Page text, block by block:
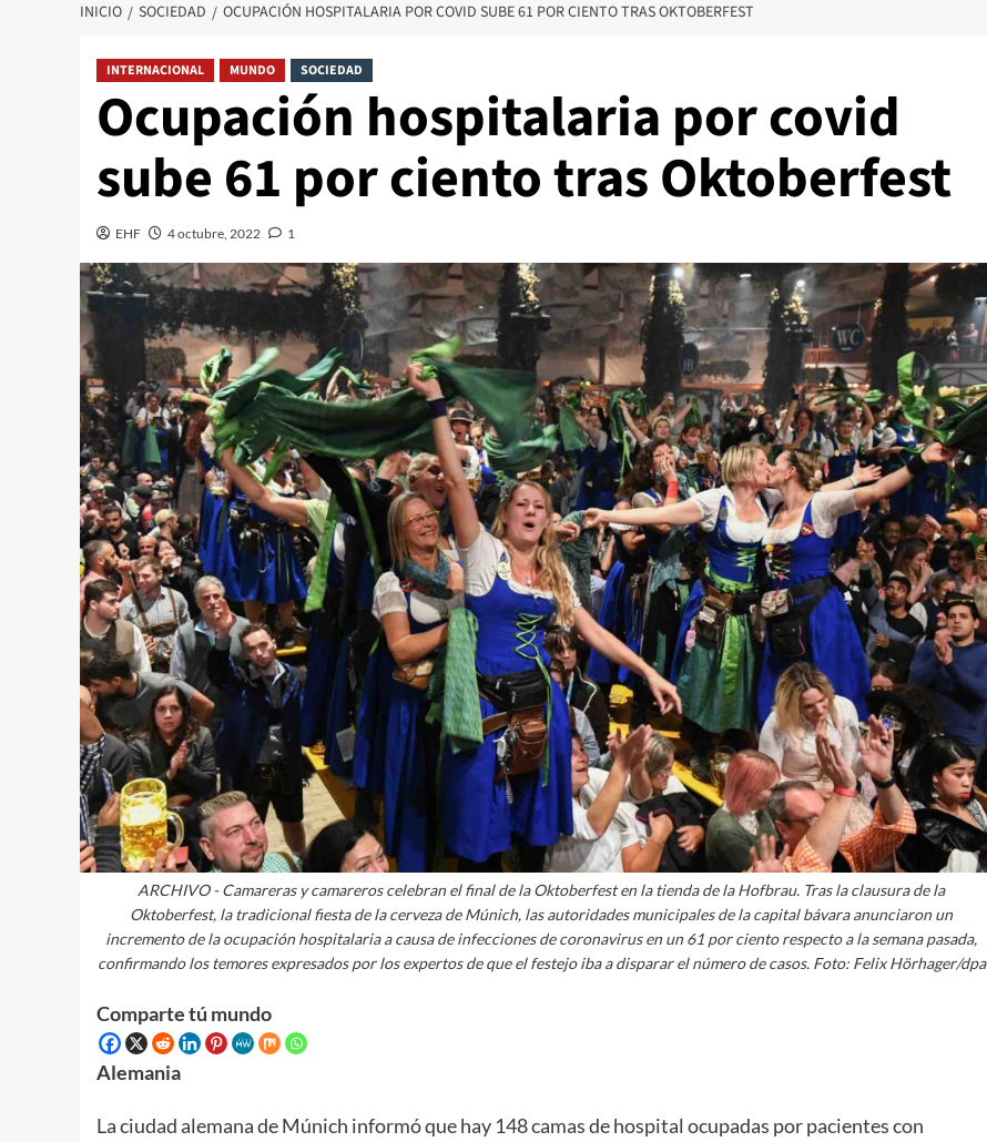
INICIO SOCIEDAD OCUPACIÓN HOSPITALARIA POR COVID SUBE 61 POR CIENTO TRAS OKTOBERFEST
INTERNACIONAL MUNDO SOCIEDAD
Ocupación hospitalaria por covid
sube 61 por ciento tras Oktoberfest
EHF 4 octubre, 2022 1
ARCHIVO - Camareras y camareros celebran el final de la Oktoberfest en la tienda de la Hofbrau. Tras la clausura de la
Oktoberfest, la tradicional fiesta de la cerveza de Múnich, las autoridades municipales de la capital bávara anunciaron un
incremento de la ocupación hospitalaria a causa de infecciones de coronavirus en un 61 por ciento respecto a la semana pasada,
confirmando los temores expresados por los expertos de que el festejo iba a disparar el número de casos. Foto: Felix Hörhager/dpa
Comparte tú mundo
Alemania
La ciudad alemana de Múnich informó que hay 148 camas de hospital ocupadas por pacientes con